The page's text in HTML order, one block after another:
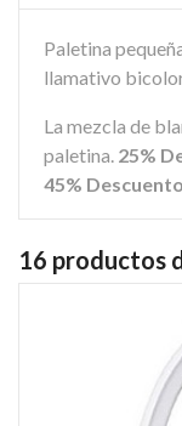
Paletina
llamativo
La mezcla de
paletina. 25%
45% Descuento
16 productos